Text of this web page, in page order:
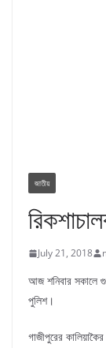
জাতীয়
July 21, 2018
আজ শনিবার সকালে
পুলিশ।
গাজীপুরের